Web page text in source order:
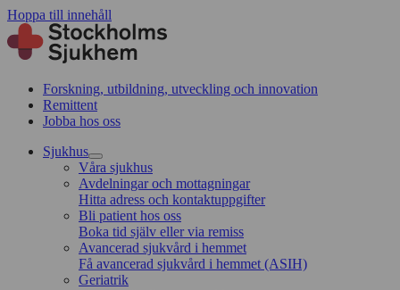
Hoppa till innehåll
Forskning, utbildning, utveckling och innovation
Remittent
Jobba hos oss
Sjukhus
Våra sjukhus
Avdelningar och mottagningar
Hitta adress och kontaktuppgifter
Bli patient hos oss
Boka tid själv eller via remiss
Avancerad sjukvård i hemmet
Få avancerad sjukvård i hemmet (ASIH)
Geriatrik